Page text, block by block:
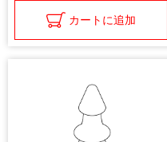
カートに追加